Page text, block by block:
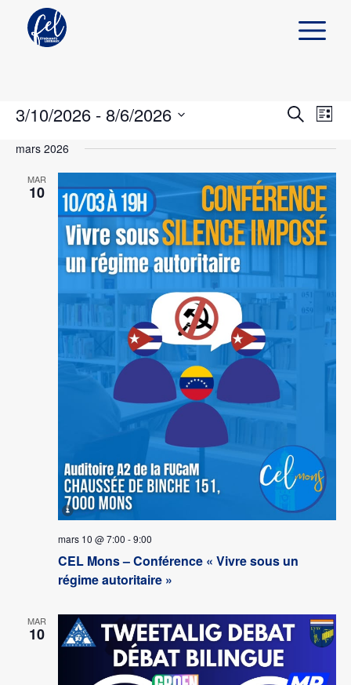
de
vues
de
Liste
3/10/2026 - 8/6/2026
une
mars 2026
MAR
10
mars 10 @ 7:00 -9:00
CEL Mons – Conférence « Vivre sous un
régime autoritaire »
MAR
10